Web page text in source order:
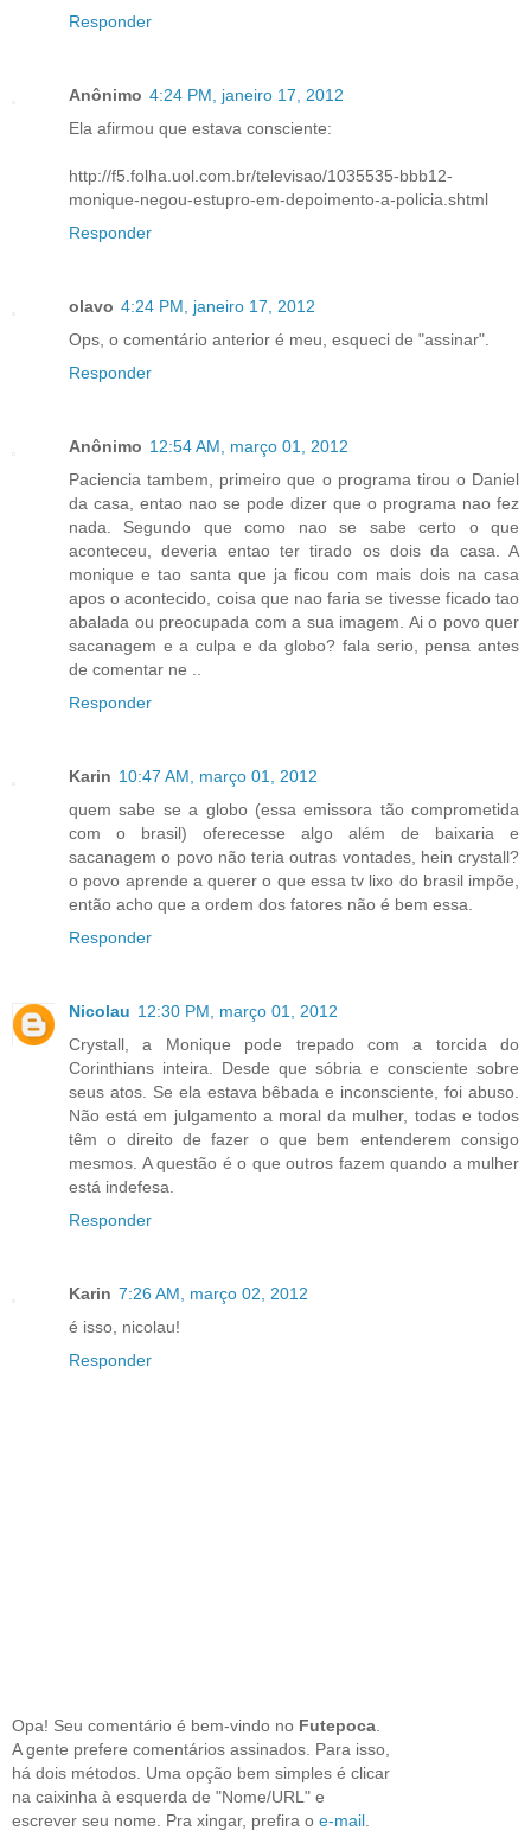
Responder
Anônimo 4:24 PM, janeiro 17, 2012
Ela afirmou que estava consciente:
http://f5.folha.uol.com.br/televisao/1035535-bbb12-
monique-negou-estupro-em-depoimento-a-policia.shtml
Responder
olavo 4:24 PM, janeiro 17, 2012
Ops, o comentário anterior é meu, esqueci de "assinar".
Responder
Anônimo 12:54 AM, março 01, 2012
Paciencia tambem, primeiro que o programa tirou o Daniel
da casa, entao nao se pode dizer que o programa nao fez
nada. Segundo que como nao se sabe certo o que
aconteceu, deveria entao ter tirado os dois da casa. A
monique e tao santa que ja ficou com mais dois na casa
apos o acontecido, coisa que nao faria se tivesse ficado tao
abalada ou preocupada com a sua imagem. Ai o povo quer
sacanagem e a culpa e da globo? fala serio, pensa antes
de comentar ne ..
Responder
Karin 10:47 AM, março 01, 2012
quem sabe se a globo (essa emissora tão comprometida
com o brasil) oferecesse algo além de baixaria e
sacanagem o povo não teria outras vontades, hein crystall?
o povo aprende a querer o que essa tv lixo do brasil impõe,
então acho que a ordem dos fatores não é bem essa.
Responder
Nicolau 12:30 PM, março 01, 2012
Crystall, a Monique pode trepado com a torcida do
Corinthians inteira. Desde que sóbria e consciente sobre
seus atos. Se ela estava bêbada e inconsciente, foi abuso.
Não está em julgamento a moral da mulher, todas e todos
têm o direito de fazer o que bem entenderem consigo
mesmos. A questão é o que outros fazem quando a mulher
está indefesa.
Responder
Karin 7:26 AM, março 02, 2012
é isso, nicolau!
Responder
Opa! Seu comentário é bem-vindo no Futepoca
A gente prefere comentários assinados. Para isso,
há dois métodos. Uma opção bem simples é clicar
na caixinha à esquerda de "Nome/URL" e
escrever seu nome. Pra xingar, prefira o e-mail